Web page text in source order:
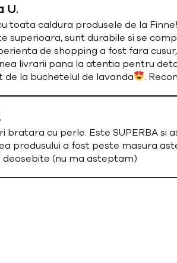
U.
toata caldura produsele de la
superioara, sunt durabile si se
de shopping a fost fara
livrarii pana la atentia pentru
de la buchetelul de lavanda
.
bratara cu perle. Este SUPERBA si
produsului a fost peste masura
deosebite (nu ma asteptam)